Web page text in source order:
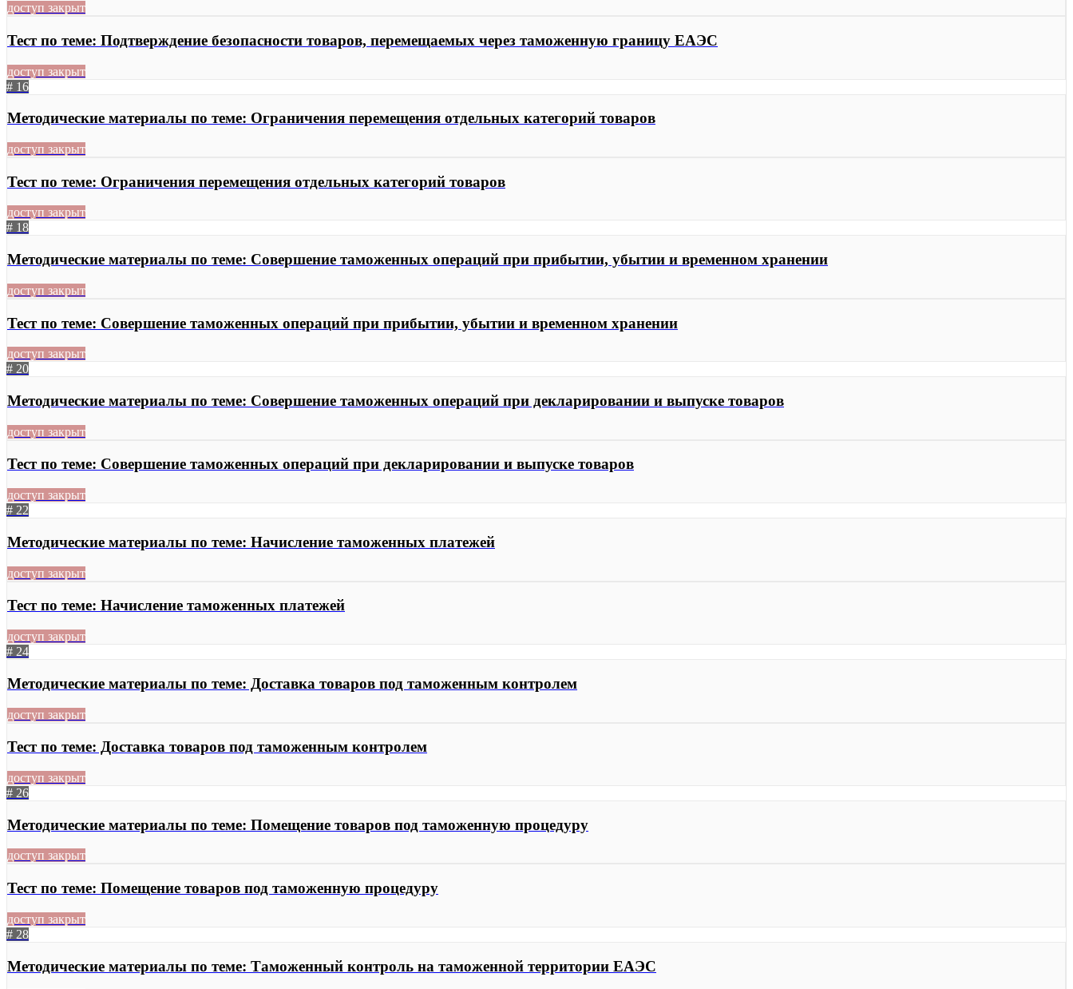
доступ закрыт
Тест по теме: Подтверждение безопасности товаров, перемещаемых через таможенную границу ЕАЭС
доступ закрыт
# 16
Методические материалы по теме: Ограничения перемещения отдельных категорий товаров
доступ закрыт
Тест по теме: Ограничения перемещения отдельных категорий товаров
доступ закрыт
# 18
Методические материалы по теме: Совершение таможенных операций при прибытии, убытии и временном хранении
доступ закрыт
Тест по теме: Совершение таможенных операций при прибытии, убытии и временном хранении
доступ закрыт
# 20
Методические материалы по теме: Совершение таможенных операций при декларировании и выпуске товаров
доступ закрыт
Тест по теме: Совершение таможенных операций при декларировании и выпуске товаров
доступ закрыт
# 22
Методические материалы по теме: Начисление таможенных платежей
доступ закрыт
Тест по теме: Начисление таможенных платежей
доступ закрыт
# 24
Методические материалы по теме: Доставка товаров под таможенным контролем
доступ закрыт
Тест по теме: Доставка товаров под таможенным контролем
доступ закрыт
# 26
Методические материалы по теме: Помещение товаров под таможенную процедуру
доступ закрыт
Тест по теме: Помещение товаров под таможенную процедуру
доступ закрыт
# 28
Методические материалы по теме: Таможенный контроль на таможенной территории ЕАЭС